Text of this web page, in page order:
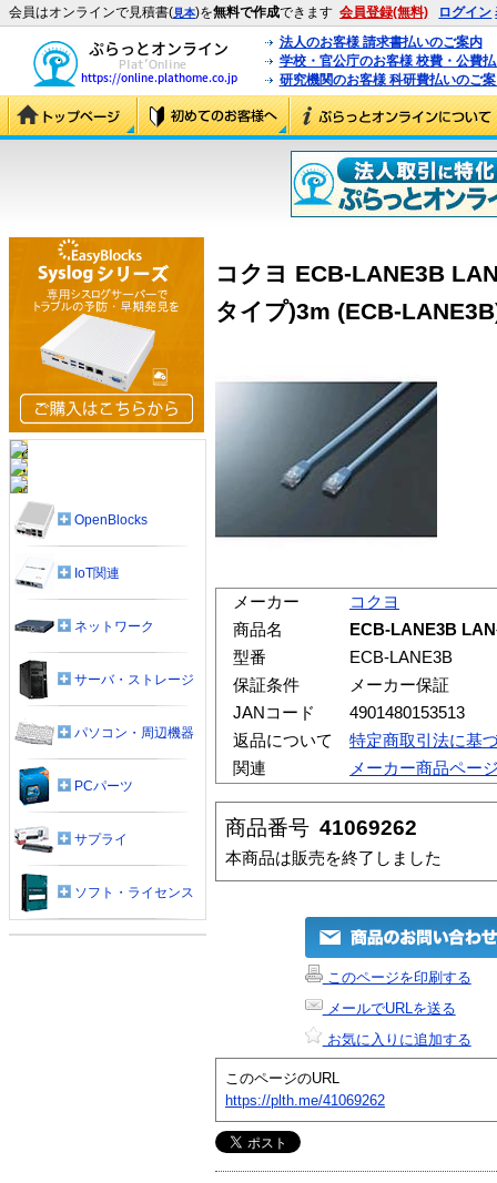
会員はオンラインで見積書(見本)を無料で作成できます 会員登録(無料) ログイン
法人のお客様 請求書払いのご案内
学校・官公庁のお客様 校費・公費
研究機関のお客様 科研費払いのご
コクヨ ECB-LANE3B
タイプ)3m (ECB-
メーカー
コクヨ
商品名
ECB-LANE3B
型番
ECB-LANE3B
保証条件
メーカー保証
JANコード
4901480153513
返品について
特定商取引法に基
関連
メーカー商品ペー
商品番号 41069262
本商品は販売を終了しました
このページを印刷する
メールでURLを送る
お気に入りに追加する
このページのURL
https://plth.me/41069262
OpenBlocks
IoT関連
ネットワーク
サーバ・ストレージ
パソコン・周辺機器
PCパーツ
サプライ
ソフト・ライセンス